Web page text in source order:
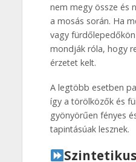
nem megy össze és
a mosás során. Ha
vagy
mondják róla, hogy
érzetet kelt.
A legtöbb esetben
így a törölközők és
gyönyörűen fényes
tapintásúak lesznek.